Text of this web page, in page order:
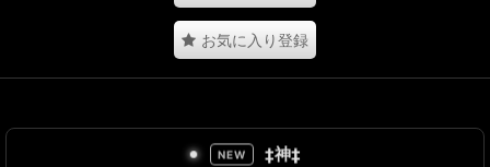
お気に入り登録
NEW ‡神‡